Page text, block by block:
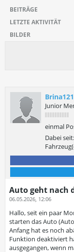
BEITRÄGE
LETZTE AKTIVITÄT
BILDER
Junior
einmal
Dabei seit:
Auto geht nach
06.05.2026, 12:06
Hallo, seit ein paar
starten das Auto
Anfang hat es noch
Funktion deaktiviert
ausgegangen, wenn